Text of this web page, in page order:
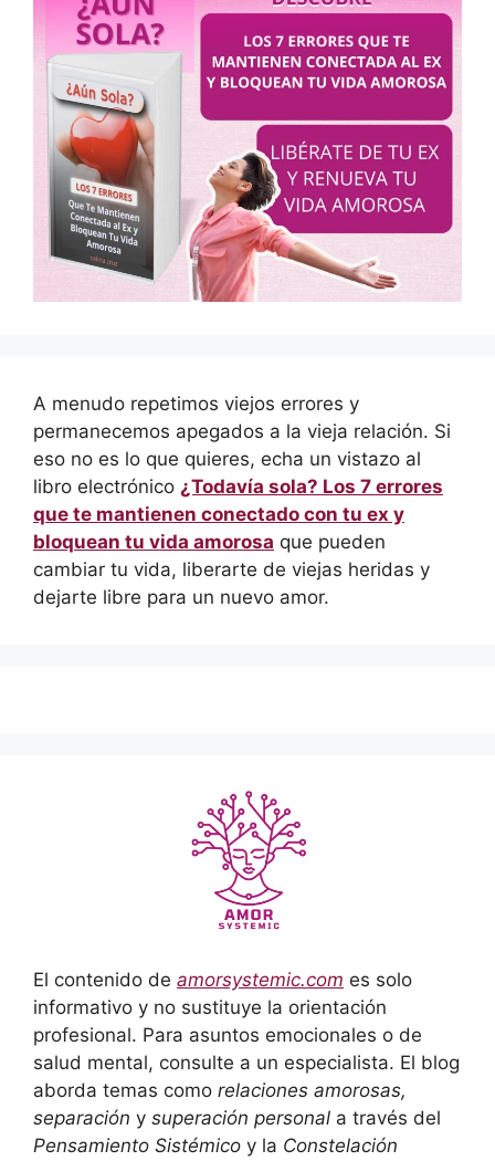
A menudo repetimos viejos errores y
permanecemos apegados a la vieja relación. Si
eso no es lo que quieres, echa un vistazo al
libro electrónico ¿Todavía sola? Los 7 errores
que te mantienen conectado con tu ex y
bloquean tu vida amorosa que pueden
cambiar tu vida, liberarte de viejas heridas y
dejarte libre para un nuevo amor.
El contenido de amorsystemic.com es solo
informativo y no sustituye la orientación
profesional. Para asuntos emocionales o de
salud mental, consulte a un especialista. El blog
aborda temas como relaciones amorosas,
separación y superación personal a través del
Pensamiento Sistémico y la Constelación